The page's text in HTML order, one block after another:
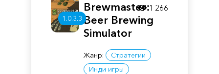
1.0.3.3
Brewmaster:
Beer Brewing
Simulator
Жанр:
Стратегии
Инди игры
1 266